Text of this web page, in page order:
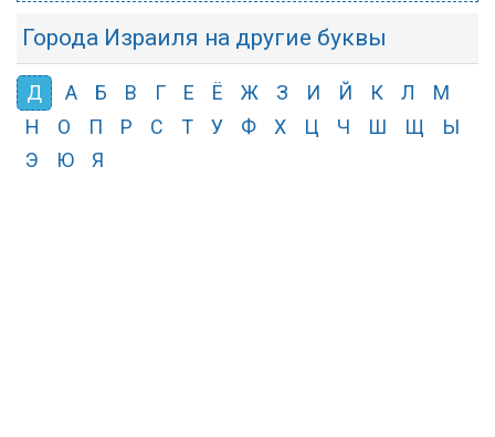
Города Израиля на другие буквы
Д А Б В Г Е Ё Ж З И Й К Л
М
Н
О П Р С Т У Ф Х Ц Ч Ш Щ
Ы
Э
Ю Я